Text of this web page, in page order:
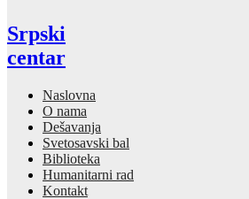
Srpski
centar
Naslovna
O nama
Dešavanja
Svetosavski bal
Biblioteka
Humanitarni rad
Kontakt